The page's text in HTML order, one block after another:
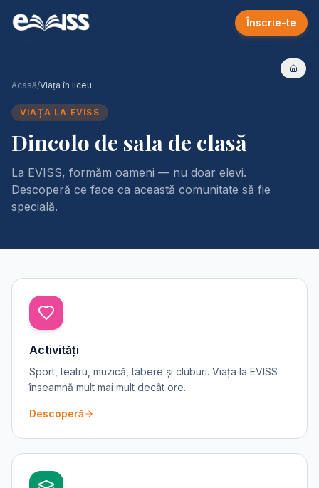
Înscrie-te
Acasă/Viața în liceu
VIAȚA LA EVISS
Dincolo de sala de clasă
La EVISS, formăm oameni — nu doar elevi.
Descoperă ce face ca această comunitate să fie
specială.
Activități
Sport, teatru, muzică, tabere și cluburi. Viața la EVISS
înseamnă mult mai mult decât ore.
Descoperă